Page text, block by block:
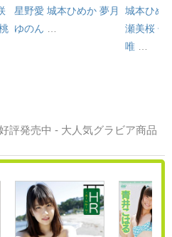
星野愛 城本ひめか 夢月
ゆのん …
城本ひめ
瀬美桜 佐
唯
評発売中 - 大人気グラビア商品